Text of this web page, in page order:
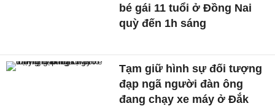
bé gái 11 tuổi ở Đồng Nai
quỳ đến 1h sáng
Tạm giữ hình sự đối tượng
đạp ngã người đàn ông
đang chạy xe máy ở Đắk